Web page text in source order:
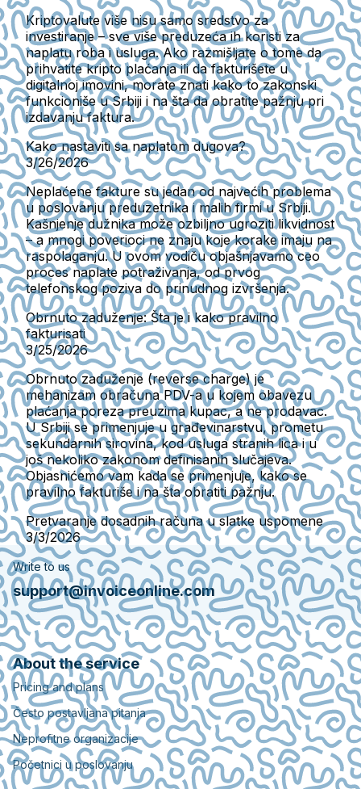
Kriptovalute više nisu samo sredstvo za
investiranje – sve više preduzeća ih koristi za
naplatu roba i usluga. Ako razmišljate o tome da
prihvatite kripto plaćanja ili da fakturišete u
digitalnoj imovini, morate znati kako to zakonski
funkcioniše u Srbiji i na šta da obratite pažnju pri
izdavanju faktura.
Kako nastaviti sa naplatom dugova?
3/26/2026
Neplaćene fakture su jedan od najvećih problema
u poslovanju preduzetnika i malih firmi u Srbiji.
Kašnjenje dužnika može ozbiljno ugroziti likvidnost
– a mnogi poverioci ne znaju koje korake imaju na
raspolaganju. U ovom vodiču objašnjavamo ceo
proces naplate potraživanja, od prvog
telefonskog poziva do prinudnog izvršenja.
Obrnuto zaduženje: Šta je i kako pravilno
fakturisati
3/25/2026
Obrnuto zaduženje (reverse charge) je
mehanizam obračuna PDV-a u kojem obavezu
plaćanja poreza preuzima kupac, a ne prodavac.
U Srbiji se primenjuje u građevinarstvu, prometu
sekundarnih sirovina, kod usluga stranih lica i u
još nekoliko zakonom definisanih slučajeva.
Objasnićemo vam kada se primenjuje, kako se
pravilno fakturiše i na šta obratiti pažnju.
Pretvaranje dosadnih računa u slatke uspomene
3/3/2026
Write to us
support@invoiceonline.com
About the service
Pricing and plans
Često postavljana pitanja
Neprofitne organizacije
Početnici u poslovanju